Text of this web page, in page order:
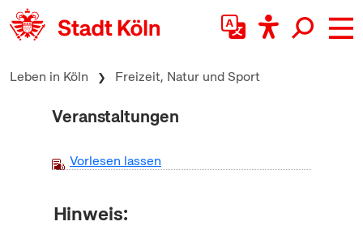
zum Inhalt springen
Leben in Köln Freizeit, Natur und Sport
Veranstaltungen
Vorlesen lassen
Hinweis: